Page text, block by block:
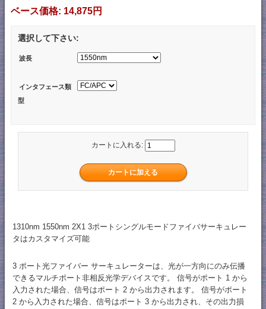
ベース価格: 14,875円
選択して下さい:
波長
インタフェース類
型
カートに入れる:
1310nm 1550nm 2X1 3ポートシングルモードファイバサーキュレー
タはカスタマイズ可能
3 ポート光ファイバー サーキュレーターは、光が一方向にのみ伝播
できるマルチポート非相反光学デバイスです。 信号がポート 1 から
入力された場合、信号はポート 2 から出力されます。 信号がポート
2 から入力された場合、信号はポート 3 から出力され、その出力損